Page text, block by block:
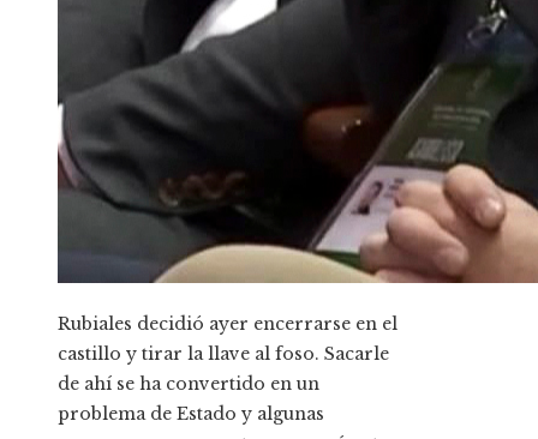
Rubiales decidió ayer encerrarse en el
castillo y tirar la llave al foso. Sacarle
de ahí se ha convertido en un
problema de Estado y algunas